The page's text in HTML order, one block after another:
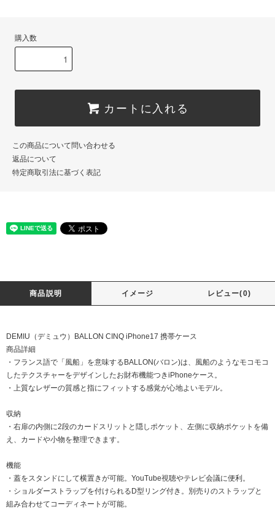
購入数
カートに入れる
この商品について問い合わせる
返品について
特定商取引法に基づく表記
商品説明 イメージ レビュー(0)
DEMIU（デミュウ）BALLON CINQ iPhone17 携帯ケース
商品詳細
・フランス語で「風船」を意味するBALLON(バロン)は、風船のようなモコモコ
したテクスチャーをデザインしたお財布機能つきiPhoneケース。
・上質なレザーの質感と指にフィットする感覚が心地よいモデル。
収納
・右扉の内側に2段のカードスリットと隠しポケット、左側に収納ポケットを備
え、カードや小物を整理できます。
機能
・蓋をスタンドにして横置きが可能。YouTube視聴やテレビ会議に便利。
・ショルダーストラップを付けられるD型リング付き。別売りのストラップと
組み合わせてコーディネートが可能。